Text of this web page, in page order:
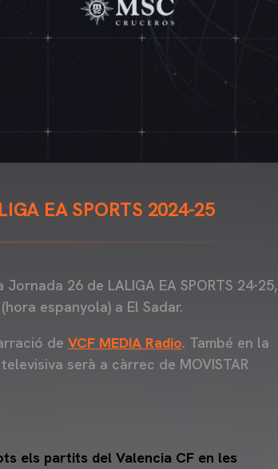
EA SPORTS 2024-25
26 de LALIGA EA SPORTS 24-25,
espanyola) a El Sadar.
de VCF MEDIA Radio. També en la
serà a càrrec de MOVISTAR
els partits del Valencia CF en les